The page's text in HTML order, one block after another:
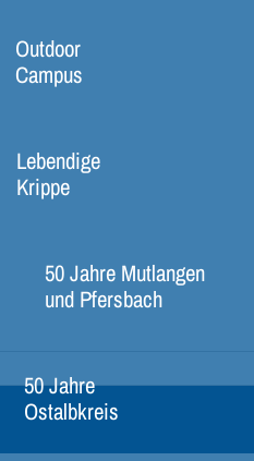
Outdoor
Campus
Lebendige
Krippe
50 Jahre Mutlangen
und Pfersbach
50 Jahre
Ostalbkreis